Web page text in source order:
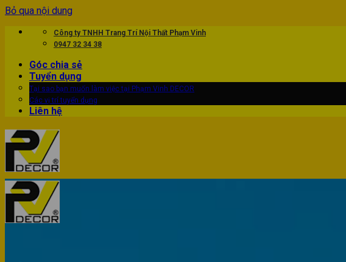
Bỏ qua nội dung
Công ty TNHH Trang Trí Nội Thất Phạm Vinh
0947 32 34 38
Góc chia sẻ
Tuyển dụng
Tại sao bạn muốn làm việc tại Phạm Vinh DECOR
Các vị trí tuyển dụng
Liên hệ